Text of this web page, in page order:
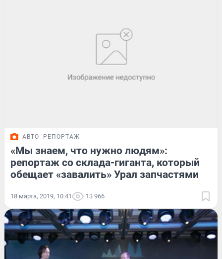
АВТО РЕПОРТАЖ
«Мы знаем, что нужно людям»:
репортаж со склада-гиганта, который
обещает «завалить» Урал запчастями
18 марта, 2019, 10:41 13 966